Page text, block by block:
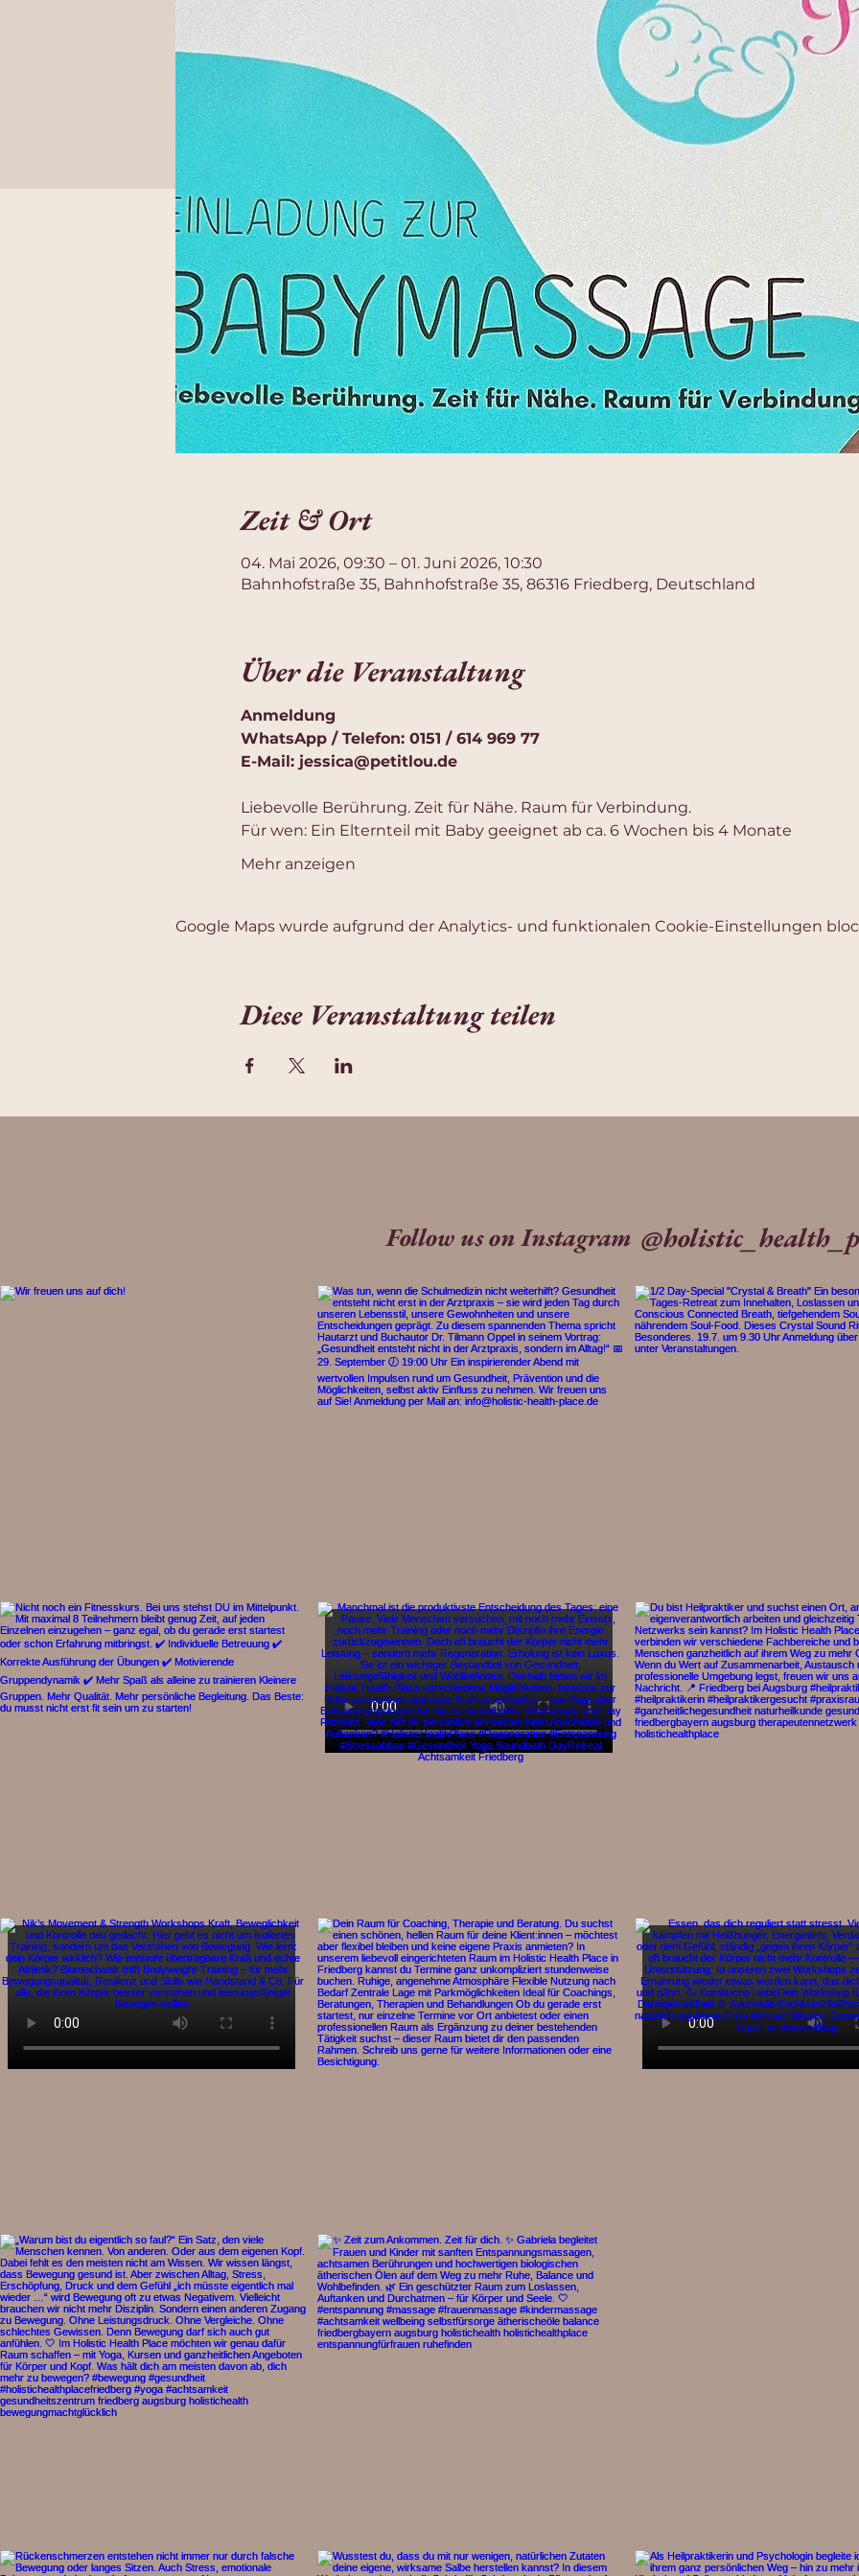
Zeit & Ort
04. Mai 2026, 09:30 – 01. Juni 2026, 10:30
Bahnhofstraße 35, Bahnhofstraße 35, 86316 Friedberg, Deutschland
Über die Veranstaltung
Anmeldung
WhatsApp / Telefon: 0151 / 614 969 77
E-Mail: jessica@petitlou.de
Liebevolle Berührung. Zeit für Nähe. Raum für Verbindung.
Für wen: Ein Elternteil mit Baby geeignet ab ca. 6 Wochen bis 4 Monate
Mehr anzeigen
Google Maps wurde aufgrund der Analytics- und funktionalen Cookie-Einstellungen
Diese Veranstaltung teilen
Follow us on Instagram